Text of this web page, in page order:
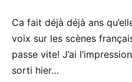
Ca fait déjà déjà ans
voix sur les scènes
passe vite! J’ai
sorti hier…